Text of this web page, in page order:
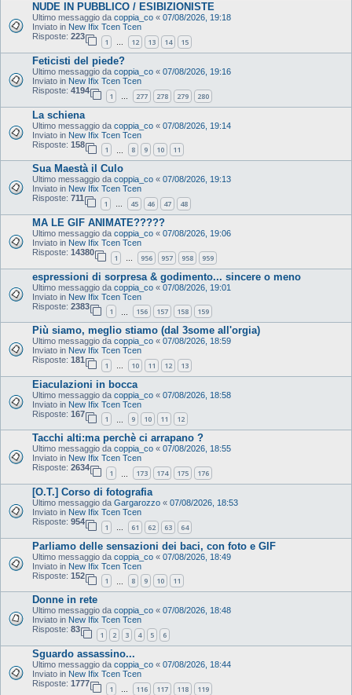
NUDE IN PUBBLICO / ESIBIZIONISTE
Ultimo messaggio da coppia_co « 07/08/2026, 19:18
Inviato in New Ifix Tcen Tcen
Risposte: 223
1 … 12 13 14 15
Feticisti del piede?
Ultimo messaggio da coppia_co « 07/08/2026, 19:16
Inviato in New Ifix Tcen Tcen
Risposte: 4194
1 … 277 278 279 280
La schiena
Ultimo messaggio da coppia_co « 07/08/2026, 19:14
Inviato in New Ifix Tcen Tcen
Risposte: 158
1 8 9 10 11
Sua Maestà il Culo
Ultimo messaggio da coppia_co « 07/08/2026, 19:13
Inviato in New Ifix Tcen Tcen
Risposte: 711
1 … 45 46 47 48
MA LE GIF ANIMATE?????
Ultimo messaggio da coppia_co « 07/08/2026, 19:06
Inviato in New Ifix Tcen Tcen
Risposte: 14380
1 … 956 957 958 959
espressioni di sorpresa & godimento... sincere o meno
Ultimo messaggio da coppia_co « 07/08/2026, 19:01
Inviato in New Ifix Tcen Tcen
Risposte: 2383
1 156 157 158 159
Più siamo, meglio stiamo (dal 3some all'orgia)
Ultimo messaggio da coppia_co « 07/08/2026, 18:59
Inviato in New Ifix Tcen Tcen
Risposte: 181
1 … 10 11 12 13
Eiaculazioni in bocca
Ultimo messaggio da coppia_co « 07/08/2026, 18:58
Inviato in New Ifix Tcen Tcen
Risposte: 167
1 9 10 11 12
Tacchi alti:ma perchè ci arrapano ?
Ultimo messaggio da coppia_co « 07/08/2026, 18:55
Inviato in New Ifix Tcen Tcen
Risposte: 2634
1 173 174 175 176
[O.T.] Corso di fotografia
Ultimo messaggio da Gargarozzo « 07/08/2026, 18:53
Inviato in New Ifix Tcen Tcen
Risposte: 954
1 … 61 62 63 64
Parliamo delle sensazioni dei baci, con foto e GIF
Ultimo messaggio da coppia_co « 07/08/2026, 18:49
Inviato in New Ifix Tcen Tcen
Risposte: 152
1 8 9 10 11
Donne in rete
Ultimo messaggio da coppia_co « 07/08/2026, 18:48
Inviato in New Ifix Tcen Tcen
Risposte: 83
1 2 3 4 5 6
Sguardo assassino...
Ultimo messaggio da coppia_co « 07/08/2026, 18:44
Inviato in New Ifix Tcen Tcen
Risposte: 1777
1 … 116 117 118 119